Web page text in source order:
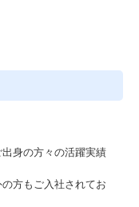
身の方々の活躍実績
方もご入社されてお